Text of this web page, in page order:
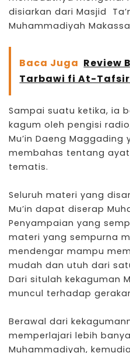
disiarkan dari Masjid
Muhammadiyah
Baca Juga Review
Tarbawi fi At-
Sampai suatu ketika, ia
kagum oleh pengisi
Mu’in Daeng
membahas tentang
tematis.
Seluruh materi yang
Mu’in dapat diserap
Penyampaian yang
materi yang sempurna
mendengar mampu
mudah dan utuh dari
Dari situlah kekaguman
muncul terhadap
Berawal dari
memperlajari lebih
Muhammadiyah,